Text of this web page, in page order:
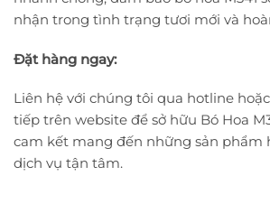
nhận trong tình trạng tươi mới và
Đặt hàng ngay:
Liên hệ với chúng tôi qua hotline
tiếp trên website để sở hữu Bó Hoa
cam kết mang đến những sản phẩm
dịch vụ tận tâm.